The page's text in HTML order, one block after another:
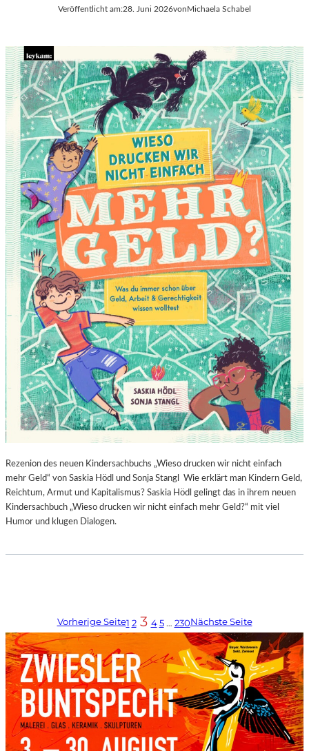
Veröffentlicht am:28. Juni 2026vonMichaela Schabel
Rezenion des neuen Kindersachbuchs „Wieso drucken wir nicht einfach
mehr Geld“ von Saskia Hödl und Sonja Stangl Wie erklärt man Kindern Geld,
Reichtum, Armut und Kapitalismus? Saskia Hödl gelingt das in ihrem neuen
Kindersachbuch „Wieso drucken wir nicht einfach mehr Geld?“ mit viel
Humor und klugen Dialogen.
Vorherige Seite1 2 3 4 5 … 230Nächste Seite